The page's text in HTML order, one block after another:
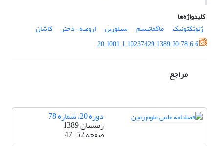
کلیدواژه‌ها
ژئوتکتونیک
ماگماتیسم سیلورین ارومیه- دختر
کاشان
20.1001.1.10237429.1389.20.78.6.6
مراجع
دوره 20، شماره 78
زمستان 1389
صفحه47-52